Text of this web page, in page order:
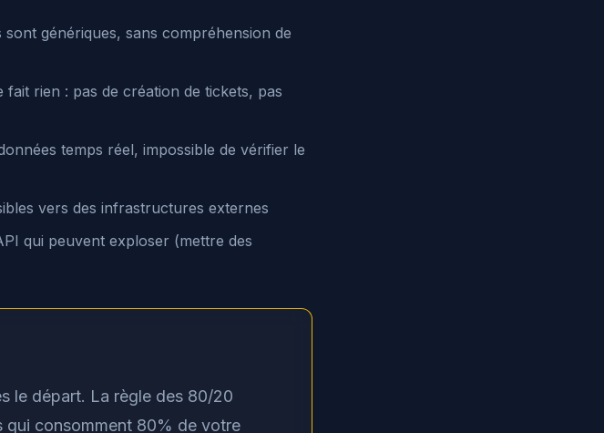
sont génériques, sans compréhension de
fait rien : pas de création de tickets, pas
temps réel, impossible de vérifier le
vers des infrastructures externes
qui peuvent exploser (mettre des
le départ. La règle des 80/20
consomment 80% de votre